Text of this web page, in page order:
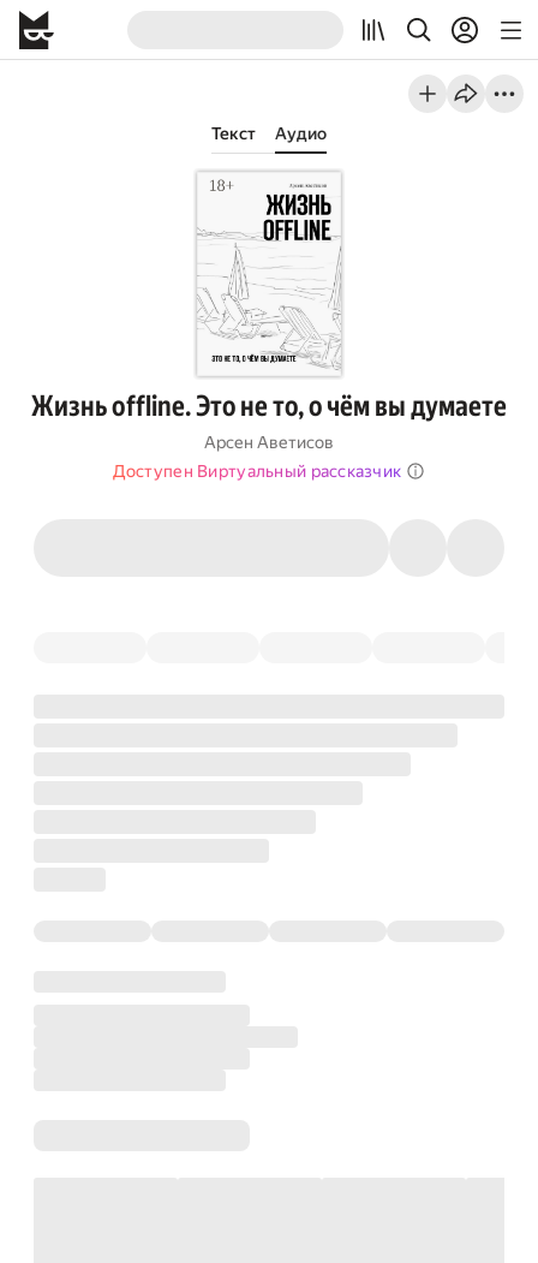
Текст Аудио
Жизнь offline. Это не то, о чём вы думаете
Арсен Аветисов
Доступен Виртуальный рассказчик